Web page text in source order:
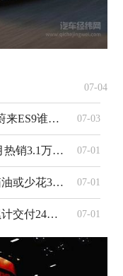
07-04
新能源旗舰SUV二选一 问界M9与蔚来ES9谁更强？ 07-03
五大品牌多线冲高！上汽商用车6月热销3.1万辆 上半年同比大涨24%走势昂扬 07-01
7月3日国内油价迎来调整 加满一箱油或少花32.5元 07-01
鸿蒙智行6月交付超5万台 上半年累计交付24万台同比大增18.6% 07-01